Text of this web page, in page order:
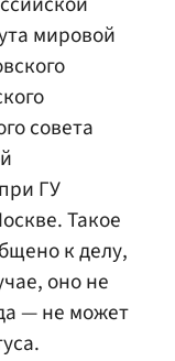
мировой
совета
ГУ
Такое
к делу,
оно не
— не может